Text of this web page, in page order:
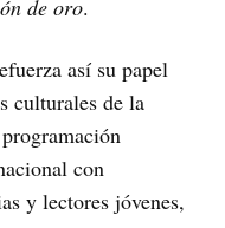
de oro.
así su papel
culturales de la
con
y lectores jóvenes,